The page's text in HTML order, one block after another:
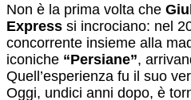
Non è la prima volta che
Express si incrociano: nel
concorrente insieme alla
iconiche “Persiane”,
Quell’esperienza fu il suo
Oggi, undici anni dopo, è